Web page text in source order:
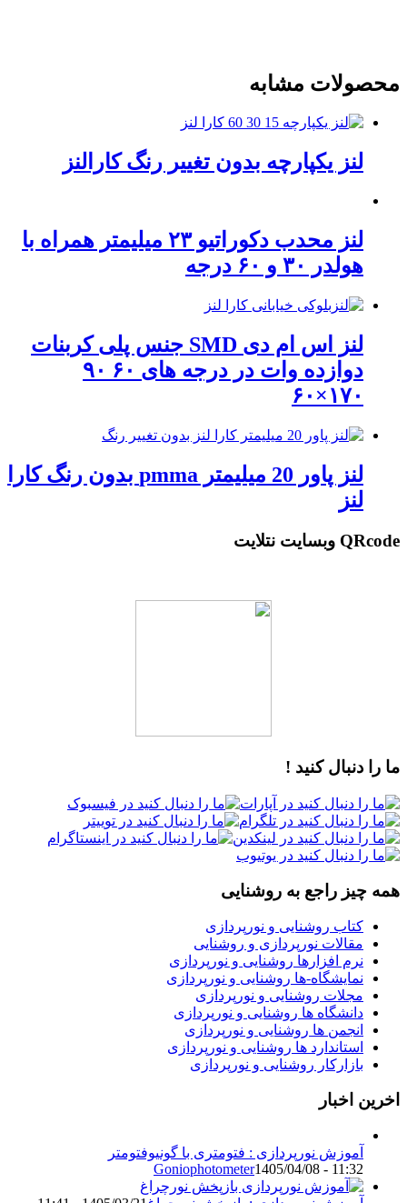
محصولات مشابه
لنز یکپارچه بدون تغییر رنگ کارالنز
لنز محدب دکوراتیو ۲۳ میلیمتر همراه با
هولدر ۳۰ و ۶۰ درجه
لنز اس ام دی SMD جنس پلی کربنات
دوازده وات در درجه های ۶۰ ۹۰
۱۷۰×۶۰
لنز پاور 20 میلیمتر pmma بدون رنگ کارا
لنز
QRcode وبسایت نتلایت
ما را دنبال کنید !
همه چیز راجع به روشنایی
کتاب روشنایی و نورپردازی
مقالات نورپردازی و روشنایی
نرم افزارها روشنایی و نورپردازی
نمایشگاه-ها روشنایی و نورپردازی
مجلات روشنایی و نورپردازی
دانشگاه ها روشنایی و نورپردازی
انجمن ها روشنایی و نورپردازی
استاندارد ها روشنایی و نورپردازی
بازارکار روشنایی و نورپردازی
اخرین اخبار
آموزش نورپردازی : فتومتری با گونیوفتومتر
Goniophotometer1405/04/08 - 11:32